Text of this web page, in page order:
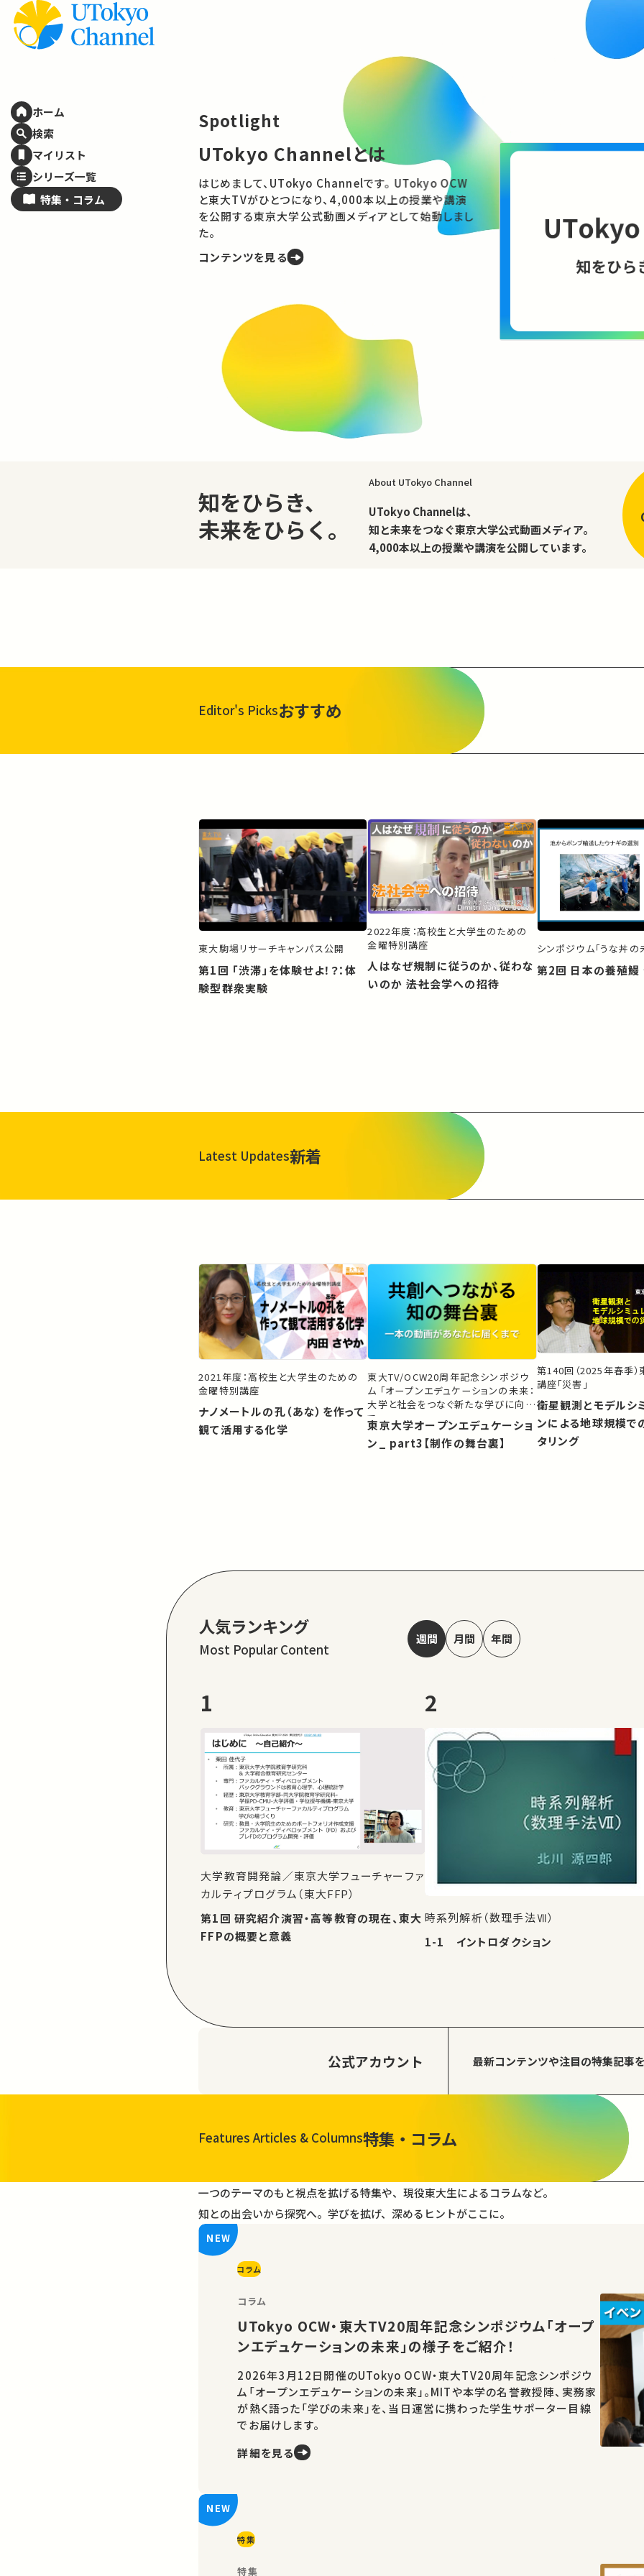
ホーム
検索
マイリスト
シリーズ一覧
特集・ コラム
Spotlight
UTokyo Channelとは
はじめまして、UTokyo Channelです。 UTokyo OCW
と東大TVがひとつになり、4,000本以上の授業や講演
を公開する東京大学公式動画メディアとして始動しまし
た。
コンテンツを見る
知をひらき、
未来をひらく。
About UTokyo Channel
UTokyo Channelは、
知と未来をつなぐ東京大学公式動画メディア。
4,000本以上の授業や講演を公開しています。
Editor's Picksおすすめ
東大駒場リサーチキャンパス公開
第1回 「渋滞」を体験せよ！？：体
験型群衆実験
2022年度：高校生と大学生のための
金曜特別講座
人はなぜ規制に従うのか、従わな
いのか ――法社会学への招待
シンポジウム「うな丼の
第2回 日本の養殖
Latest Updates新着
一覧を見る
2021年度：高校生と大学生のための
金曜特別講座
ナノメートルの孔（あな）を作って
観て活用する化学
東大TV/OCW20周年記念シンポジウ
ム 「オープンエデュケーションの未来：
大学と社会をつなぐ新たな学びに向け
て」
東京大学オープンエデュケーショ
ン_ part3【制作の舞台裏】
第140回（2025年春季
講座「災害」
衛星観測とモデルシ
ンによる地球規模で
タリング
人気ランキング
Most Popular Content
週間 月間 年間
1
大学教育開発論／東京大学フューチャーファ
カルティプログラム（東大FFP）
第1回 研究紹介演習・高等教育の現在、東大
FFPの概要と意義
2
時系列解析（数理手法Ⅶ）
1-1 イントロダクション
公式アカウント 最新コンテンツや注目の特集記事
Features Articles & Columns特集・コラム
一覧を見る
一つのテーマのもと視点を拡げる特集や、現役東大生によるコラムなど。
知との出会いから探究へ。学びを拡げ、深めるヒントがここに。
コラム
コラム
UTokyo OCW・東大TV20周年記念シンポジウム「オープ
ンエデュケーションの未来」の様子をご紹介！
2026年3月12日開催のUTokyo OCW・東大TV20周年記念シンポジウ
ム「オープンエデュケーションの未来」。MITや本学の名誉教授陣、実務家
が熱く語った「学びの未来」を、当日運営に携わった学生サポーター目線
でお届けします。
詳細を見る
特集
特集